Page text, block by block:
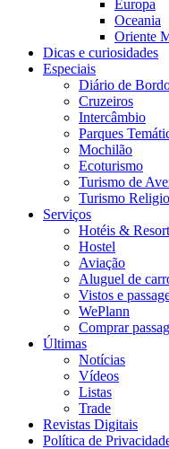
Europa
Oceania
Oriente
Dicas e curiosidades
Especiais
Diário de
Cruzeiros
Intercâmbio
Parques
Mochilão
Ecoturismo
Turismo de
Turismo
Serviços
Hotéis &
Hostel
Aviação
Aluguel de
Vistos e
WePlann
Comprar
Últimas
Notícias
Vídeos
Listas
Trade
Revistas Digitais
Política de